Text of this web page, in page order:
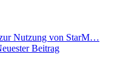
Nutzung von StarM…
Beitrag